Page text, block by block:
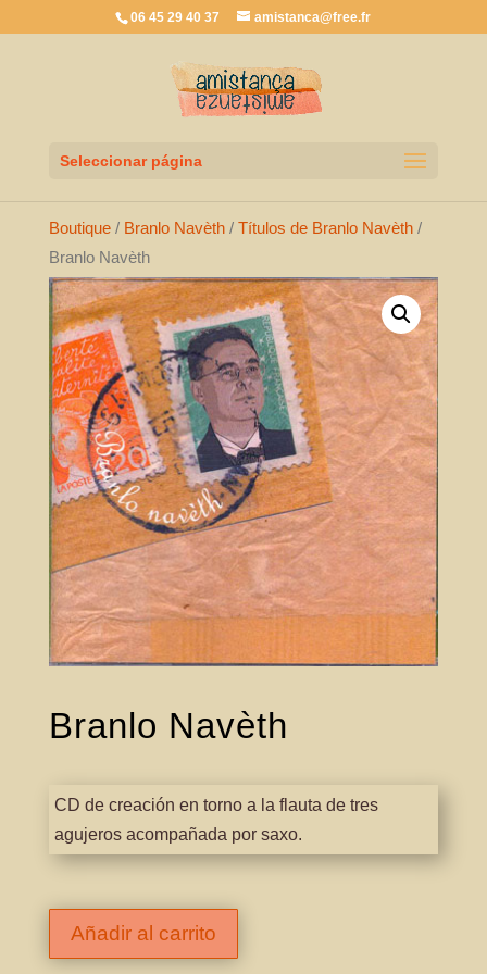
06 45 29 40 37 amistanca@free.fr
Seleccionar página
Boutique/ Branlo Navèth/ Títulos de Branlo Navèth/
Branlo Navèth
Branlo Navèth
CD de creación en torno a la flauta de tres
agujeros acompañada por saxo.
Añadir al carrito